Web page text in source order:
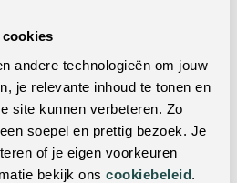
andere technologieën om jouw
je relevante inhoud te tonen en
site kunnen verbeteren. Zo
soepel en prettig bezoek. Je
of je eigen voorkeuren
bekijk ons cookiebeleid.
Nee
2 weken levertijd
Enkel het onderstel